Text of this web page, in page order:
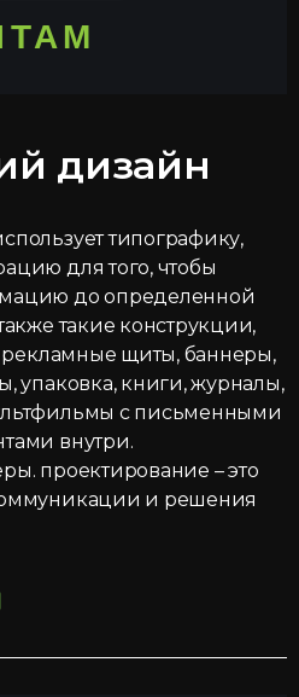
дизайн
типографику,
для того, чтобы
до определенной
такие конструкции,
рекламные щиты, баннеры,
упаковка, книги, журналы,
с письменными
внутри.
проектирование – это
и решения